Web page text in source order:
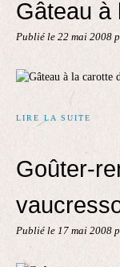
Gâteau à
Publié le 22 mai 2008
LIRE LA SUITE
Goûter-
Publié le 17 mai 2008